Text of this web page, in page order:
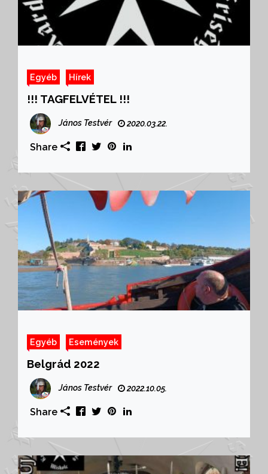
Egyéb Hírek
!!! TAGFELVÉTEL !!!
János Testvér 2020.03.22.
Share
Egyéb Események
Belgrád 2022
János Testvér 2022.10.05.
Share